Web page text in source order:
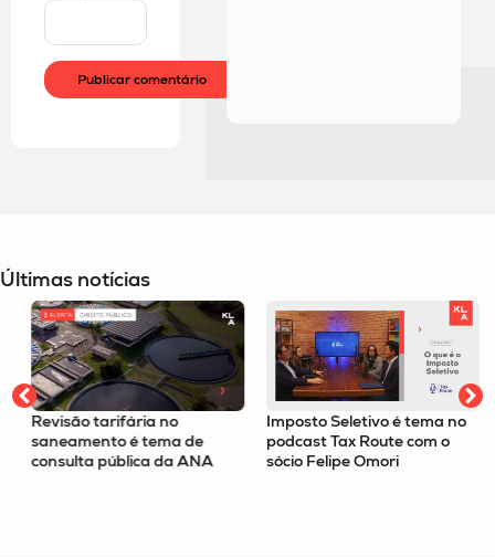
Últimas notícias
Revisão tarifária no
saneamento é tema de
consulta pública da ANA
Imposto Seletivo é tema no
podcast Tax Route com o
sócio Felipe Omori